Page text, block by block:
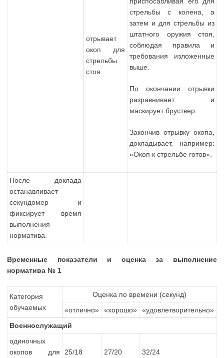
отрывает
окоп для
стрельбы
стоя
стрельбы с колена, а
затем и для стрельбы из
штатного оружия стоя,
соблюдая правила и
требования изложенные
выше.
По окончании отрывки
разравнивает и
маскирует бруствер.
Закончив отрывку окопа,
докладывает, например:
«Окоп к стрельбе готов».
После доклада
останавливает
секундомер и
фиксирует время
выполнения
норматива.
Временные показатели и оценка за выполнение
норматива № 1
Категория
обучаемых
Оценка по времени (секунд)
«отлично»
«хорошо»
«удовлетворительно»
Военнослужащий
одиночных
окопов для
25/18 27/20 32/24